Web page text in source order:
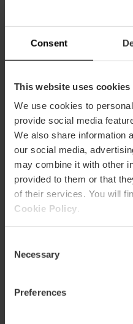
Consent
This website uses cookies
We use cookies to
provide social media
We also share information
our social media,
may combine it with other
provided to them or that
of their services. You will
Cookie Policy
Selection
Necessary
Preferences
Sorolla"